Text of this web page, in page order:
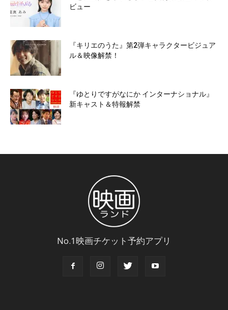
ビュー
『キリエのうた』第2弾キャラクタービジュア
ル＆映像解禁！
『ゆとりですがなにか インターナショナル』
新キャスト＆特報解禁
No.1映画チケット予約アプリ